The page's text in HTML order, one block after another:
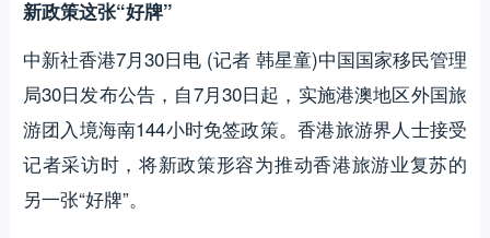
新政策这张“好牌”
中新社香港7月30日电 (记者 韩星童)中国国家移民管理
局30日发布公告，自7月30日起，实施港澳地区外国旅
游团入境海南144小时免签政策。香港旅游界人士接受
记者采访时，将新政策形容为推动香港旅游业复苏的
另一张“好牌”。